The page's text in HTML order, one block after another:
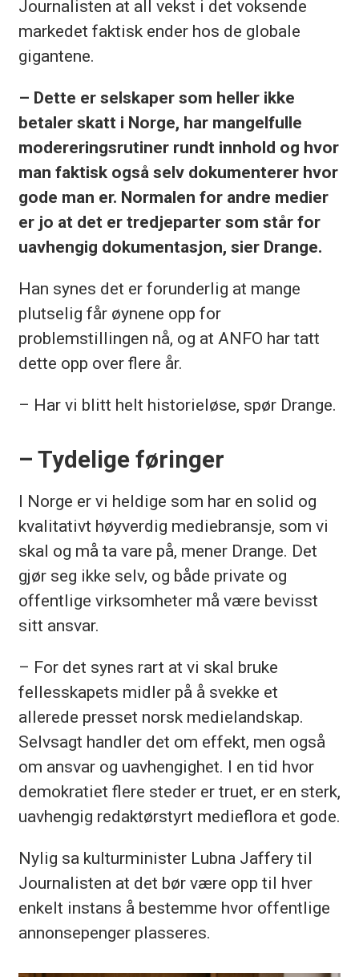
Journalisten at all vekst i det voksende
markedet faktisk ender hos de globale
gigantene.
– Dette er selskaper som heller ikke
betaler skatt i Norge, har mangelfulle
modereringsrutiner rundt innhold og hvor
man faktisk også selv dokumenterer hvor
gode man er. Normalen for andre medier
er jo at det er tredjeparter som står for
uavhengig dokumentasjon, sier Drange.
Han synes det er forunderlig at mange
plutselig får øynene opp for
problemstillingen nå, og at ANFO har tatt
dette opp over flere år.
– Har vi blitt helt historieløse, spør Drange.
– Tydelige føringer
I Norge er vi heldige som har en solid og
kvalitativt høyverdig mediebransje, som vi
skal og må ta vare på, mener Drange. Det
gjør seg ikke selv, og både private og
offentlige virksomheter må være bevisst
sitt ansvar.
– For det synes rart at vi skal bruke
fellesskapets midler på å svekke et
allerede presset norsk medielandskap.
Selvsagt handler det om effekt, men også
om ansvar og uavhengighet. I en tid hvor
demokratiet flere steder er truet, er en sterk,
uavhengig redaktørstyrt medieflora et gode.
Nylig sa kulturminister Lubna Jaffery til
Journalisten at det bør være opp til hver
enkelt instans å bestemme hvor offentlige
annonsepenger plasseres.